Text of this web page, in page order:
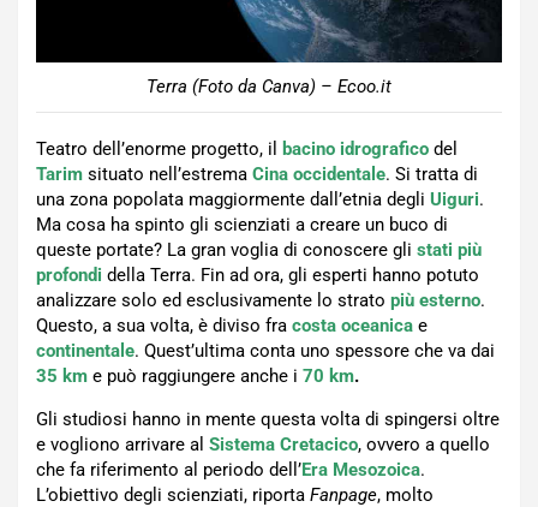
Terra (Foto da Canva) – Ecoo.it
Teatro dell’enorme progetto, il bacino idrografico del
Tarim situato nell’estrema Cina occidentale. Si tratta di
una zona popolata maggiormente dall’etnia degli Uiguri.
Ma cosa ha spinto gli scienziati a creare un buco di
queste portate? La gran voglia di conoscere gli stati più
profondi della Terra. Fin ad ora, gli esperti hanno potuto
analizzare solo ed esclusivamente lo strato più esterno.
Questo, a sua volta, è diviso fra costa oceanica e
continentale. Quest’ultima conta uno spessore che va dai
35 km e può raggiungere anche i 70 km.
Gli studiosi hanno in mente questa volta di spingersi oltre
e vogliono arrivare al Sistema Cretacico, ovvero a quello
che fa riferimento al periodo dell’Era Mesozoica.
L’obiettivo degli scienziati, riporta Fanpage, molto